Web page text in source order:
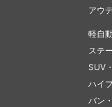
アウ
軽自
ステ
SUV
ハイ
バン